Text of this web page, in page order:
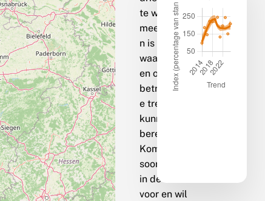
te weinig
meetpunte
n is
waargenom
en om een
betrouwbar
e trend te
kunnen
berekenen.
Komt de
soort bij jou
in de buurt
voor en wil